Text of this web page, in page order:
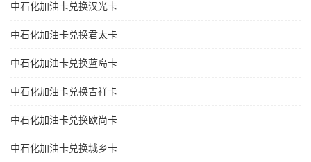
中石化加油卡兑换汉光卡
中石化加油卡兑换君太卡
中石化加油卡兑换蓝岛卡
中石化加油卡兑换吉祥卡
中石化加油卡兑换欧尚卡
中石化加油卡兑换城乡卡